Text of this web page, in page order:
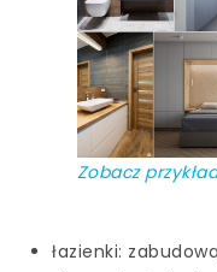
Zobacz
łazienki: